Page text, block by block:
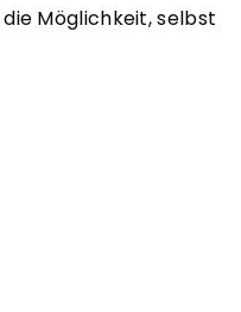
Möglichkeit, selbst